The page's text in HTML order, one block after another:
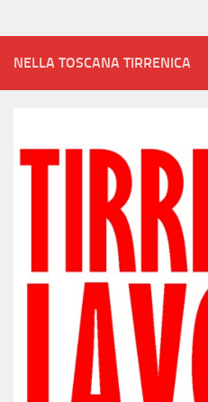
NELLA TOSCANA TIRRENICA